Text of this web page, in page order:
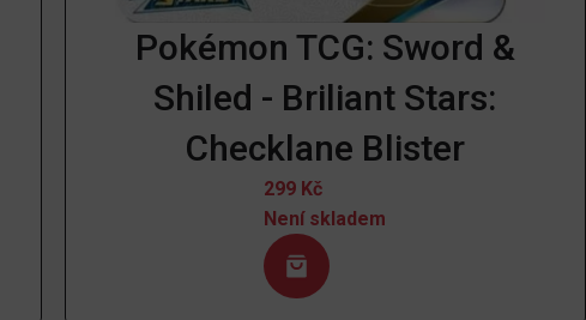
Pokémon TCG: Sword &
Shiled - Briliant Stars:
Checklane Blister
299 Kč
Není skladem